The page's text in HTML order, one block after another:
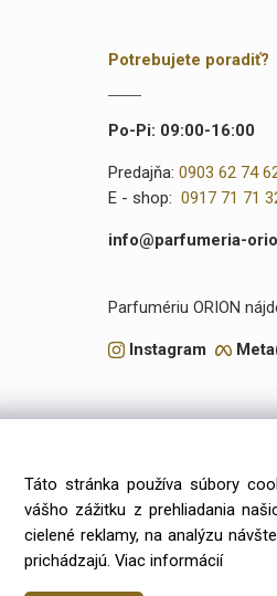
Potrebujete poradiť?
Po-Pi: 09:00-16:00
Predajňa:0903 62 74
E - shop:0917 71 71
info@parfumeria-
Parfumériu ORION
Instagram
a kozmetiky. V našej ponuke
už od roku 2099
Táto stránka používa súbory
vášho zážitku z prehliadania
cielené reklamy, na analýzu
prichádzajú. Viac informácií